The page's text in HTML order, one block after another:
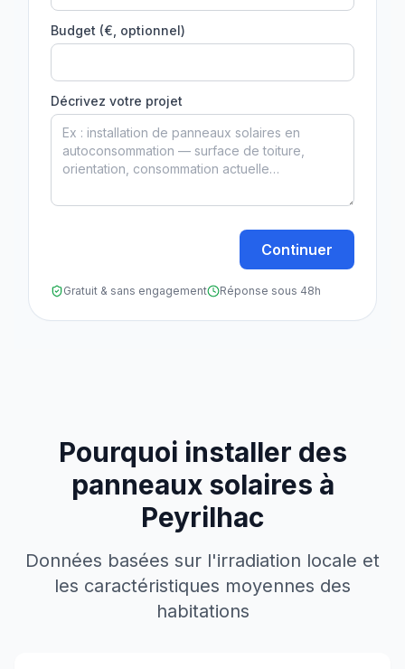
Budget (€, optionnel)
Décrivez votre projet
Continuer
Gratuit & sans engagement Réponse sous 48h
Pourquoi installer des
panneaux solaires à
Peyrilhac
Données basées sur l'irradiation locale et
les caractéristiques moyennes des
habitations